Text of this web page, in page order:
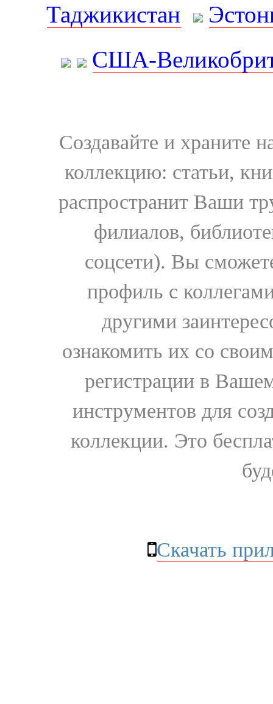
Таджикистан
США-
Создавайте и храните
коллекцию: статьи,
распространит Ваши
филиалов,
соцсети). Вы
профиль с
другими
ознакомить их со
регистрации в
инструментов для
коллекции. Это
Скачать